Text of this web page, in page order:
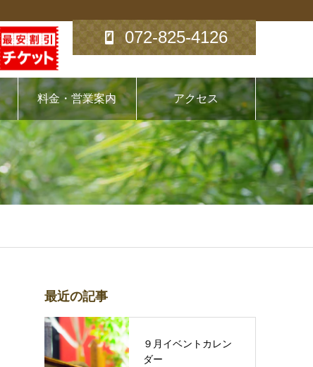
072-825-4126
料金・営業案内 アクセス
最近の記事
９月イベントカレン
ダー